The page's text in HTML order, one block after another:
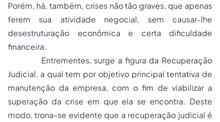
Porém, há, também, crises não tão graves, que apenas
ferem sua atividade negocial, sem causar-lhe
desestruturação econômica e certa dificuldade
financeira.
Entrementes, surge a figura da Recuperação
Judicial, a qual tem por objetivo principal tentativa de
manutenção da empresa, com o fim de viabilizar a
superação da crise em que ela se encontra. Deste
modo, trona-se evidente que a recuperação judicial é